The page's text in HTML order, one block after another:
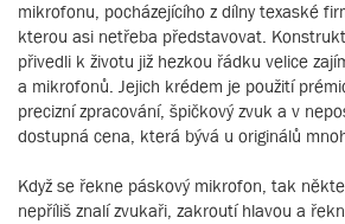
mikrofonu, pocházejícího z dílny texaské
kterou asi netřeba představovat.
přivedli k životu již hezkou řádku velice
a mikrofonů. Jejich krédem je použití
precizní zpracování, špičkový zvuk a v
dostupná cena, která bývá u originálů
Když se řekne páskový mikrofon, tak
nepříliš znalí zvukaři, zakroutí hlavou a